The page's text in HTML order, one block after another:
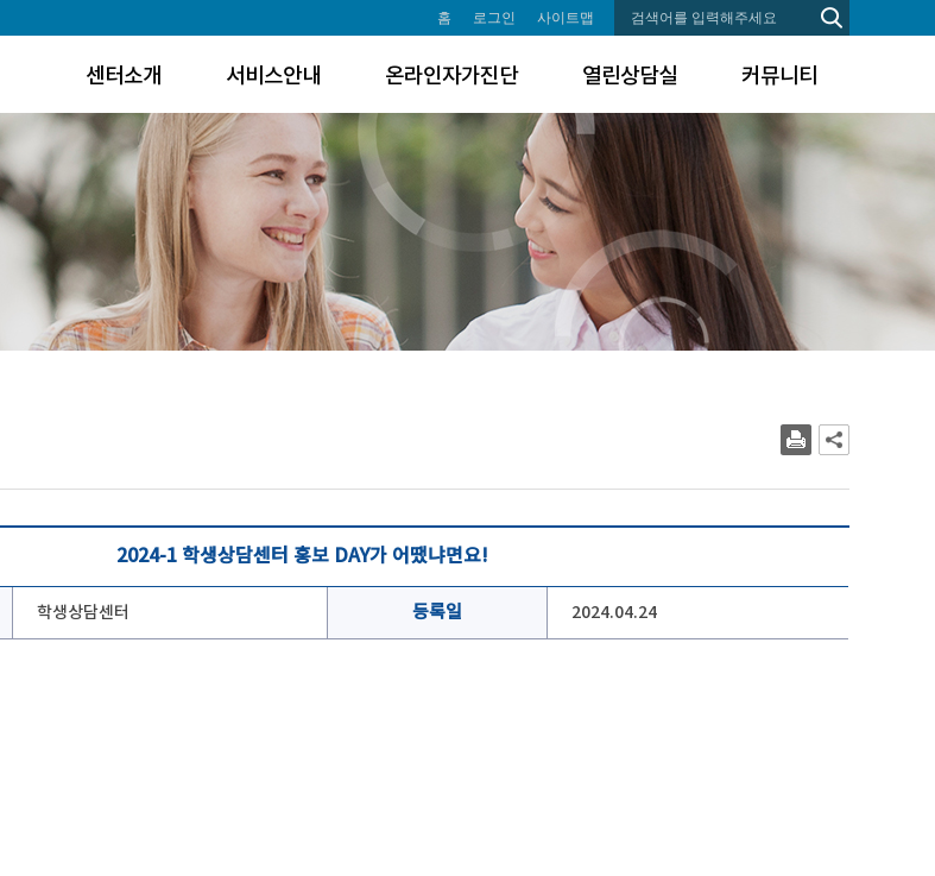
홈 로그인 사이트맵
센터소개 서비스안내 온라인자가진단 열린상담실 커뮤니티
2024-1 학생상담센터 홍보 DAY가 어땠냐면요!
학생상담센터 등록일 2024.04.24